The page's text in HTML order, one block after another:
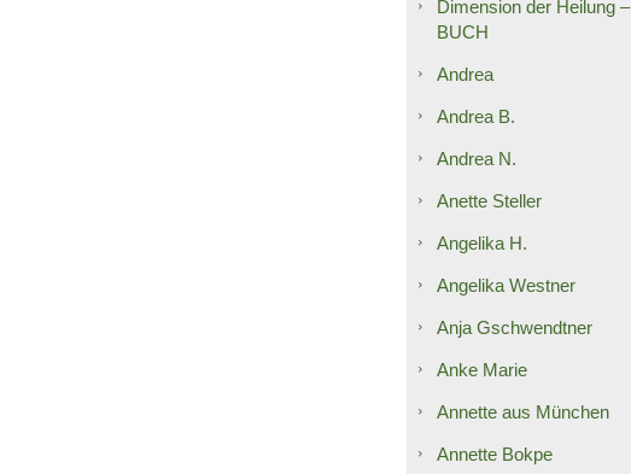
Dimension der Heilung –
BUCH
Andrea
Andrea B.
Andrea N.
Anette Steller
Angelika H.
Angelika Westner
Anja Gschwendtner
Anke Marie
Annette aus München
Annette Bokpe